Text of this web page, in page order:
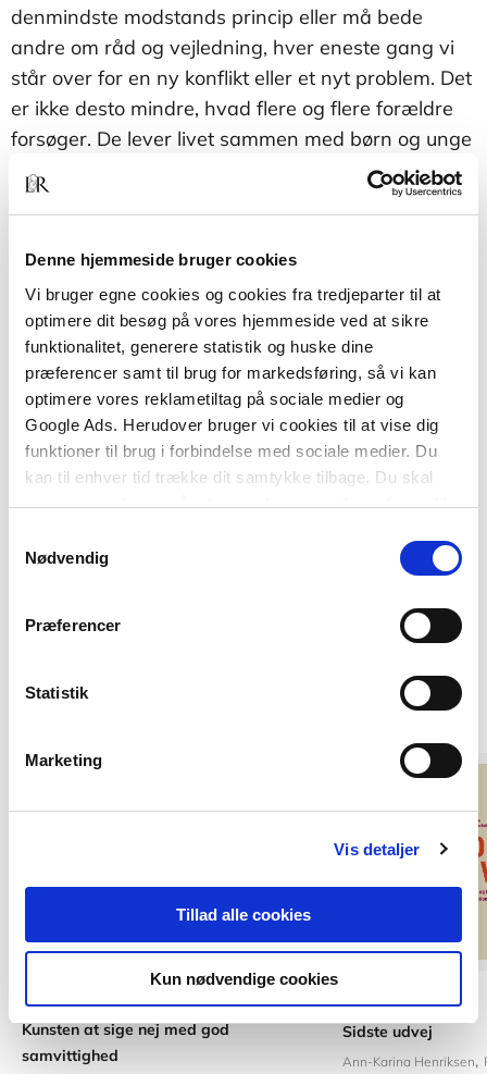
Denne hjemmeside bruger cookies
Vi bruger egne cookies og cookies fra tredjeparter til at
optimere dit besøg på vores hjemmeside ved at sikre
funktionalitet, generere statistik og huske dine
præferencer samt til brug for markedsføring, så vi kan
optimere vores reklametiltag på sociale medier og
Google Ads. Herudover bruger vi cookies til at vise dig
funktioner til brug i forbindelse med sociale medier. Du
kan til enhver tid trække dit samtykke tilbage. Du skal
være opmærksom på, at vores hjemmeside muligvis ikke
tilbagetrækker et samtykke.
Nødvendig
Præferencer
Statistik
Marketing
Vis detaljer
Tillad alle cookies
Kun nødvendige cookies
denmindste modstands princip eller må bede
andre om råd og vejledning, hver eneste gang vi
står over for en ny konflikt eller et nyt problem. Det
er ikke desto mindre, hvad flere og flere forældre
forsøger. De lever livet sammen med børn og unge
så at sige fra konflikt til konflikt og forestiller sig, at
der findes løsninger, som er præcist tilpasset f.eks.
morgensituationen, skoletræthed, alkoholforbrug,
spisevaner osv. Det gør der ikke! Der findes
derimod nogle overordnede principper og værdier,
som kan vejlede os i retning af individuelle
løsninger. Disse værdier er som Jesper Juul
fremhæver som grundlaget for et vellykket
familieliv, der udfolder sig i et fællesskab under de
voksnes lederskab.
Andre har også købt
Kunsten at sige nej med god
samvittighed
Sidste udvej
Ann-Karina Henriksen